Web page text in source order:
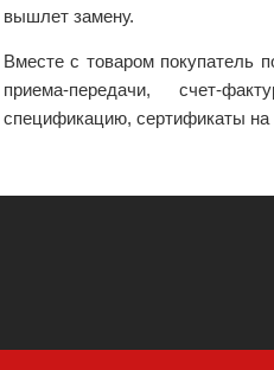
вышлет замену.
Вместе с товаром покупатель
приема-передачи, счет-
спецификацию, сертификаты